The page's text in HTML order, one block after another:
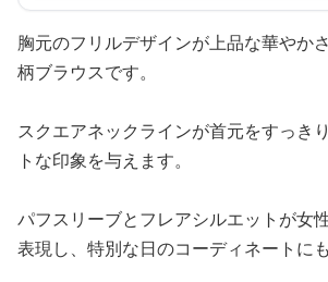
胸元のフリルデザインが上品な華やか
柄ブラウスです。
スクエアネックラインが首元をすっき
トな印象を与えます。
パフスリーブとフレアシルエットが女
表現し、特別な日のコーディネートに